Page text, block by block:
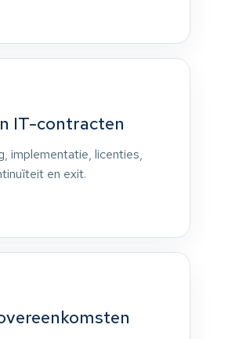
IT-contracten
implementatie, licenties,
en exit.